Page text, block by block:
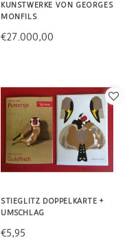
KUNSTWERKE VON GEORGES
MONFILS
€27.000,00
STIEGLITZ DOPPELKARTE +
UMSCHLAG
€5,95